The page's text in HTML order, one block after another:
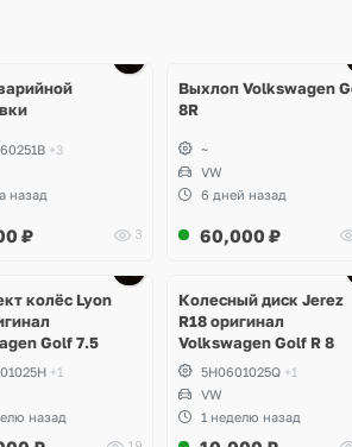
+3
назад
₽ 3
Выхлоп Volkswagen
8R
~
VW
6 дней назад
60,000 ₽
колёс Lyon
Golf 7.5
+1
назад
Колесный диск Jerez
R18 оригинал
Volkswagen Golf R 8
5H0601025Q +1
VW
1 неделю назад